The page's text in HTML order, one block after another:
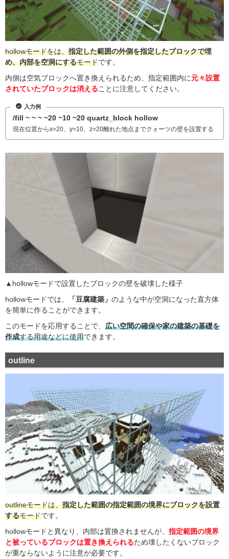
hollowモードをは、指定した範囲の外側を指定したブロックで埋
め、内部を空洞にするモードです。
内側は空気ブロックへ置き換えられるため、指定範囲内に元々設置
されていたブロックは消えることに注意してください。
入力例
/fill ~ ~ ~ ~20 ~10 ~20 quartz_block hollow
現在位置からx=20、y=10、z=20離れた地点までクォーツの壁を設置する
▲hollowモードで設置したブロックの壁を破壊した様子
hollowモードでは、
「豆腐建築」 のような中が空洞になった直方体
を簡単に作ることができます。
このモードを応用することで、 広い空間の確保や家の建築の基礎を
作成する用途などに使用できます。
outline
outlineモードは、指定した範囲の指定範囲の境界にブロックを設置
するモードです。
hollowモードと異なり、内部は置換されませんが、 指定範囲の境界
と被っているブロックは置き換えられるため壊したくないブロック
が重ならないように注意が必要です。